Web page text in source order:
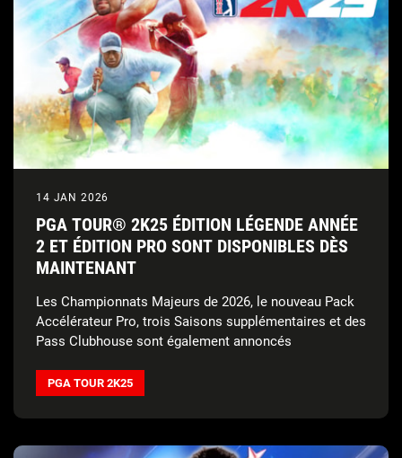
14 JAN 2026
PGA TOUR® 2K25 ÉDITION LÉGENDE ANNÉE
2 ET ÉDITION PRO SONT DISPONIBLES DÈS
MAINTENANT
Les Championnats Majeurs de 2026, le nouveau Pack
Accélérateur Pro, trois Saisons supplémentaires et des
Pass Clubhouse sont également annoncés
PGA TOUR 2K25